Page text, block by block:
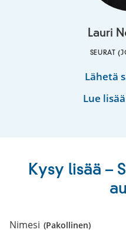
Lauri
SEURAT
Lähetä
Lue
Kysy lisää –
Nimesi (Pakollinen)